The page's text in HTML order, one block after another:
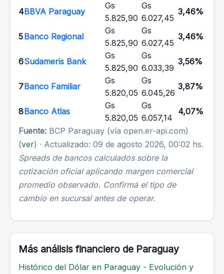
4BBVA Paraguay
Gs
5.825,90
Gs
6.027,45
3,46%
5Banco Regional
Gs
5.825,90
Gs
6.027,45
3,46%
6Sudameris Bank
Gs
5.825,90
Gs
6.033,39
3,56%
7Banco Familiar
Gs
5.820,05
Gs
6.045,26
3,87%
8Banco Atlas
Gs
5.820,05
Gs
6.057,14
4,07%
Fuente: BCP Paraguay (vía open.er-api.com)
(ver) · Actualizado: 09 de agosto 2026, 00:02 hs.
Spreads de bancos calculados sobre la
cotización oficial aplicando margen comercial
promedio observado. Confirmá el tipo de
cambio en sucursal antes de operar.
Más análisis financiero de Paraguay
Histórico del Dólar en Paraguay - Evolución y